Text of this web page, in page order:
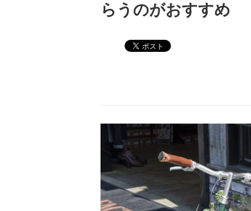
らうのがおすすめ